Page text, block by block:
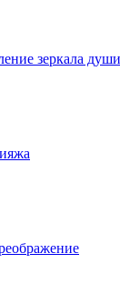
зеркала души